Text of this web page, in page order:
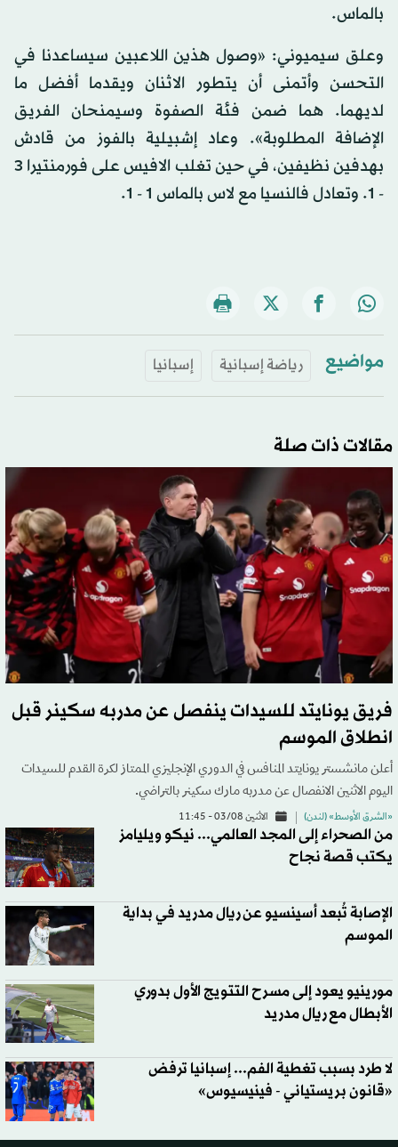
بالماس.
وعلق سيميوني: «وصول هذين اللاعبين سيساعدنا في
التحسن وأتمنى أن يتطور الاثنان ويقدما أفضل ما
لديهما. هما ضمن فئة الصفوة وسيمنحان الفريق
الإضافة المطلوبة». وعاد إشبيلية بالفوز من قادش
بهدفين نظيفين، في حين تغلب الافيس على فورمنتيرا 3
- 1. وتعادل فالنسيا مع لاس بالماس 1 - 1.
مواضيع رياضة إسبانية إسبانيا
مقالات ذات صلة
فريق يونايتد للسيدات ينفصل عن مدربه سكينر قبل
انطلاق الموسم
أعلن مانشستر يونايتد المنافس في الدوري الإنجليزي الممتاز لكرة القدم للسيدات
اليوم الاثنين الانفصال عن مدربه مارك سكينر بالتراضي.
«الشرق الأوسط» (لندن) الاثنين 03/08 - 11:45
من الصحراء إلى المجد العالمي... نيكو ويليامز
يكتب قصة نجاح
الإصابة تُبعد أسينسيو عن ريال مدريد في بداية
الموسم
مورينيو يعود إلى مسرح التتويج الأول بدوري
الأبطال مع ريال مدريد
لا طرد بسبب تغطية الفم... إسبانيا ترفض
«قانون بريستياني - فينيسيوس»